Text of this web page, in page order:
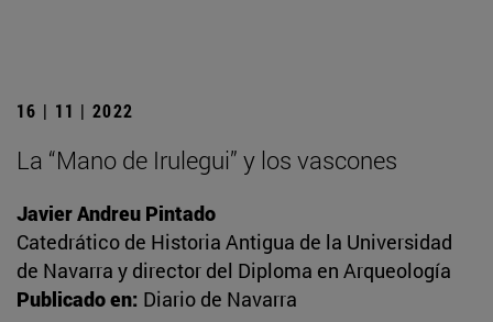
16 | 11 | 2022
La “Mano de Irulegui” y los vascones
Javier Andreu Pintado
Catedrático de Historia Antigua de la Universidad
de Navarra y director del Diploma en Arqueología
Publicado en: Diario de Navarra